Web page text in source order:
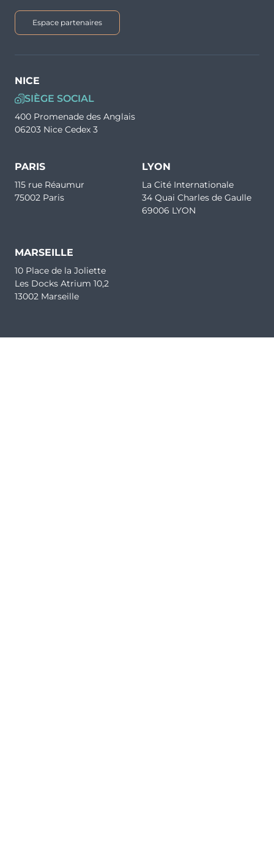
Espace partenaires
NICE
SIÈGE SOCIAL
400 Promenade des Anglais
06203 Nice Cedex 3
PARIS
115 rue Réaumur
75002 Paris
LYON
La Cité Internationale
34 Quai Charles de Gaulle
69006 LYON
MARSEILLE
10 Place de la Joliette
Les Docks Atrium 10,2
13002 Marseille